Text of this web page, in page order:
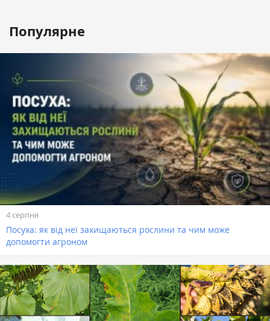
Популярне
4 серпня
Посуха: як від неї захищаються рослини та чим може
допомогти агроном